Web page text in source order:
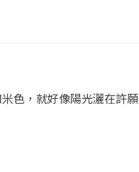
色，就好像陽光灑在許願